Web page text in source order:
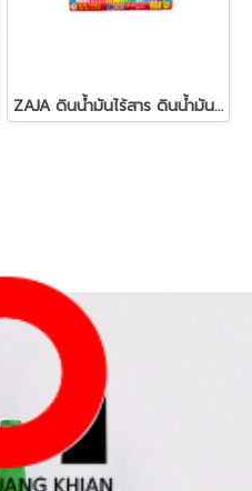
ZAJA ดินน้ำมันไร้สาร ดินน้ำมันแท่งกลม 200 กรัม